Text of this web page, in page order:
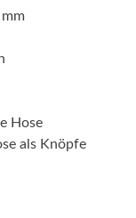
Hose
als Knöpfe